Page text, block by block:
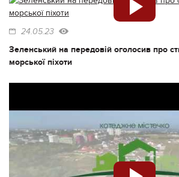
24.05.23
Зеленський на передовій оголосив про
морської піхоти